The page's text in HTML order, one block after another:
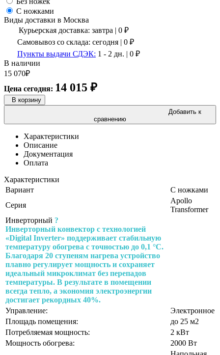
С ножками
Виды доставки в Москва
Курьерская доставка: завтра | 0 ₽
Самовывоз со склада: сегодня | 0 ₽
Пункты выдачи СДЭК: 1 - 2 дн. | 0 ₽
В наличии
15 070₽
Цена сегодня: 14 015 ₽
В корзину
Добавить к
сравнению
Характеристики
Описание
Документация
Оплата
Характеристики
Вариант
С ножками
Серия
Apollo
Transformer
Инверторный ?
Инверторный конвектор с технологией
«Digital Inverter» поддерживает стабильную
температуру обогрева с точностью до 0,1 °C.
Благодаря 20 ступеням нагрева устройство
плавно регулирует мощность и сохраняет
идеальный микроклимат без перепадов
температуры. В результате в помещении
всегда тепло, а экономия электроэнергии
достигает рекордных 40%.
Управление:
Электронное
Площадь помещения:
до 25 м2
Потребляемая мощность:
2 кВт
Мощность обогрева:
2000 Вт